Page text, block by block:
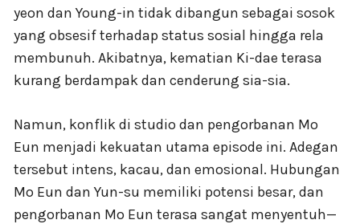
yeon dan Young-in tidak dibangun sebagai sosok
yang obsesif terhadap status sosial hingga rela
membunuh. Akibatnya, kematian Ki-dae terasa
kurang berdampak dan cenderung sia-sia.
Namun, konflik di studio dan pengorbanan Mo
Eun menjadi kekuatan utama episode ini. Adegan
tersebut intens, kacau, dan emosional. Hubungan
Mo Eun dan Yun-su memiliki potensi besar, dan
pengorbanan Mo Eun terasa sangat menyentuh—